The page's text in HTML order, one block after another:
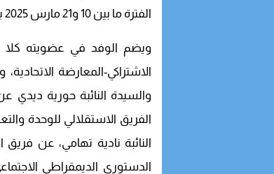
الفترة ما بين 10 و21 مارس 2025 بنيويورك.
ويضم الوفد في عضويته كلا
الاشتراكي-المعارضة
والسيدة النائبة حورية ديدي
الفريق الاستقلالي للوحدة
النائبة نادية تهامي، عن فريق
الدستوري الديمقراطي